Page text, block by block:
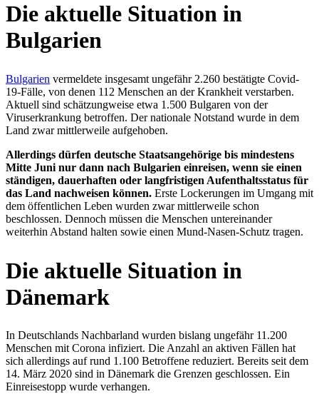
Die aktuelle Situation in
Bulgarien
Bulgarien vermeldete insgesamt ungefähr 2.260 bestätigte Covid-
19-Fälle, von denen 112 Menschen an der Krankheit verstarben.
Aktuell sind schätzungweise etwa 1.500 Bulgaren von der
Viruserkrankung betroffen. Der nationale Notstand wurde in dem
Land zwar mittlerweile aufgehoben.
Allerdings dürfen deutsche Staatsangehörige bis mindestens
Mitte Juni nur dann nach Bulgarien einreisen, wenn sie einen
ständigen, dauerhaften oder langfristigen Aufenthaltsstatus für
das Land nachweisen können. Erste Lockerungen im Umgang mit
dem öffentlichen Leben wurden zwar mittlerweile schon
beschlossen. Dennoch müssen die Menschen untereinander
weiterhin Abstand halten sowie einen Mund-Nasen-Schutz tragen.
Die aktuelle Situation in
Dänemark
In Deutschlands Nachbarland wurden bislang ungefähr 11.200
Menschen mit Corona infiziert. Die Anzahl an aktiven Fällen hat
sich allerdings auf rund 1.100 Betroffene reduziert. Bereits seit dem
14. März 2020 sind in Dänemark die Grenzen geschlossen. Ein
Einreisestopp wurde verhangen.